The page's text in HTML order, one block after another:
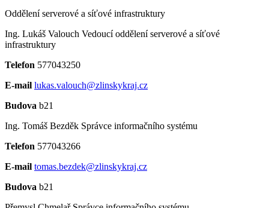
Oddělení serverové a síťové infrastruktury
Ing. Lukáš Valouch Vedoucí oddělení serverové a síťové
infrastruktury
Telefon 577043250
E-mail lukas.valouch@zlinskykraj.cz
Budova b21
Ing. Tomáš Bezděk Správce informačního systému
Telefon 577043266
E-mail tomas.bezdek@zlinskykraj.cz
Budova b21